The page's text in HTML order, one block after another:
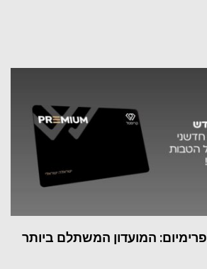
המועדון המשתלם ביותר